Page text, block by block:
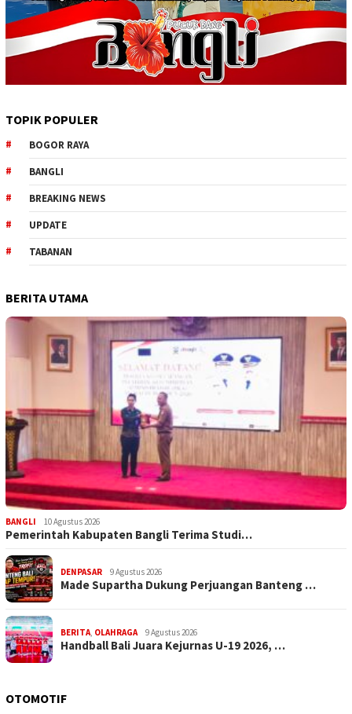
TOPIK POPULER
BOGOR RAYA
BANGLI
BREAKING NEWS
UPDATE
TABANAN
BERITA UTAMA
BANGLI 10 Agustus 2026
Pemerintah Kabupaten Bangli Terima Studi…
DENPASAR 9 Agustus 2026
Made Supartha Dukung Perjuangan Banteng …
BERITA OLAHRAGA 9 Agustus 2026
Handball Bali Juara Kejurnas U-19 2026, …
OTOMOTIF